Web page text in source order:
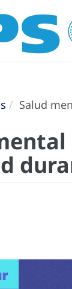
Salud